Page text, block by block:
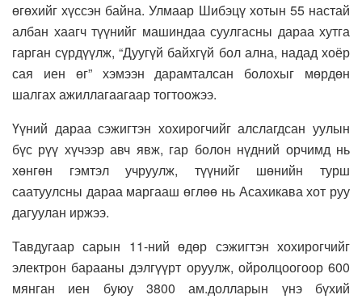
өгөхийг хүссэн байна. Улмаар Шибэцү хотын 55 настай
албан хаагч түүнийг машиндаа суулгасны дараа хутга
гарган сүрдүүлж, “Дуугүй байхгүй бол ална, надад хоёр
сая иен өг” хэмээн дарамталсан болохыг мөрдөн
шалгах ажиллагаагаар тогтоожээ.
Үүний дараа сэжигтэн хохирогчийг алслагдсан уулын
бүс рүү хүчээр авч явж, гар болон нүдний орчимд нь
хөнгөн гэмтэл учруулж, түүнийг шөнийн турш
саатуулсны дараа маргааш өглөө нь Асахикава хот руу
дагуулан иржээ.
Тавдугаар сарын 11-ний өдөр сэжигтэн хохирогчийг
электрон барааны дэлгүүрт оруулж, ойролцоогоор 600
мянган иен буюу 3800 ам.долларын үнэ бүхий